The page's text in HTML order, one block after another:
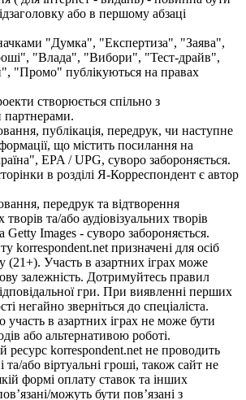
або в першому абзаці
"Думка", "Експертиза", "Заява",
"Влада", "Вибори", "Тест-драйв",
"Промо" публікуються на правах
створюється спільно з
партнерами.
публікація, передрук, чи наступне
що містить посилання на
EPA / UPG, суворо забороняється.
в розділі Я-Корреспондент є автор
передрук та відтворення
та/або аудіовізуальних творів
Getty Images - суворо забороняється.
korrespondent.net призначені для осіб
(21+). Участь в азартних іграх може
залежність. Дотримуйтесь правил
гри. При виявленні перших
негайно зверніться до спеціаліста.
в азартних іграх не може бути
або альтернативою роботі.
ресурс korrespondent.net не проводить
та/або віртуальні гроші, також сайт не
формі оплату ставок та інших
можуть бути пов’язані з